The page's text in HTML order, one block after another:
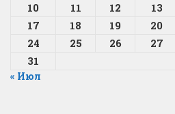
10
11 12 13
17
18 19 20
24
25 26 27
31
« Июл